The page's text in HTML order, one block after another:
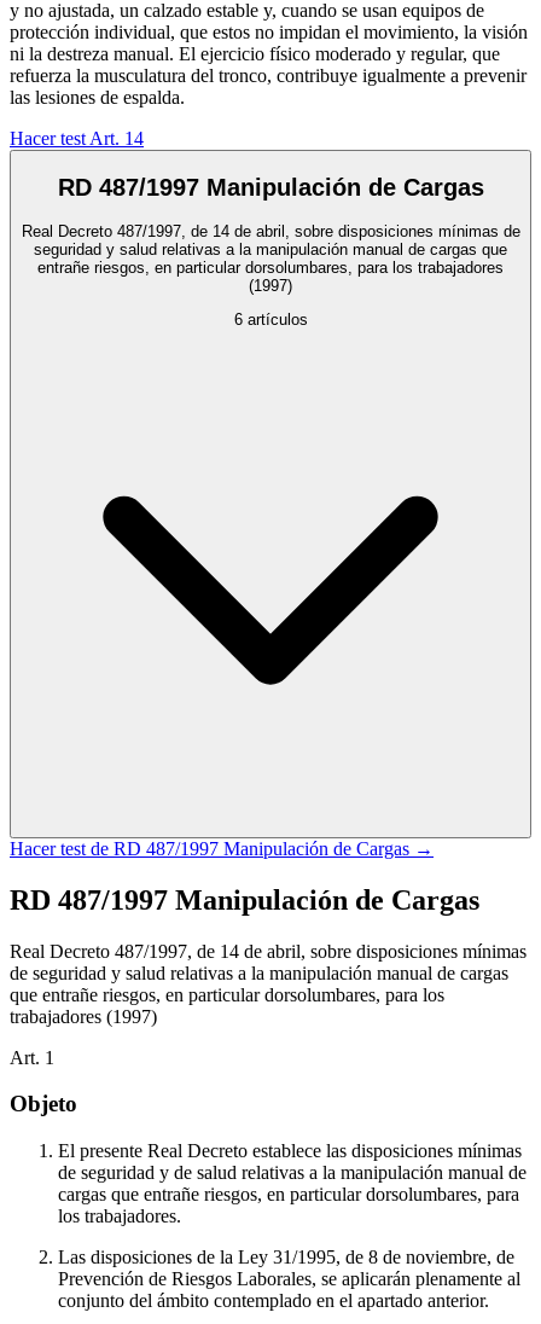
y no ajustada, un calzado estable y, cuando se usan equipos de
protección individual, que estos no impidan el movimiento, la visión
ni la destreza manual. El ejercicio físico moderado y regular, que
refuerza la musculatura del tronco, contribuye igualmente a prevenir
las lesiones de espalda.
Hacer test Art. 14
RD 487/1997 Manipulación de Cargas
Real Decreto 487/1997, de 14 de abril, sobre disposiciones mínimas de
seguridad y salud relativas a la manipulación manual de cargas que
entrañe riesgos, en particular dorsolumbares, para los trabajadores
(1997)
6artículos
Hacer test de RD 487/1997 Manipulación de Cargas →
RD 487/1997 Manipulación de Cargas
Real Decreto 487/1997, de 14 de abril, sobre disposiciones mínimas
de seguridad y salud relativas a la manipulación manual de cargas
que entrañe riesgos, en particular dorsolumbares, para los
trabajadores (1997)
Art. 1
Objeto
El presente Real Decreto establece las disposiciones mínimas
de seguridad y de salud relativas a la manipulación manual de
cargas que entrañe riesgos, en particular dorsolumbares, para
los trabajadores.
Las disposiciones de la Ley 31/1995, de 8 de noviembre, de
Prevención de Riesgos Laborales, se aplicarán plenamente al
conjunto del ámbito contemplado en el apartado anterior.